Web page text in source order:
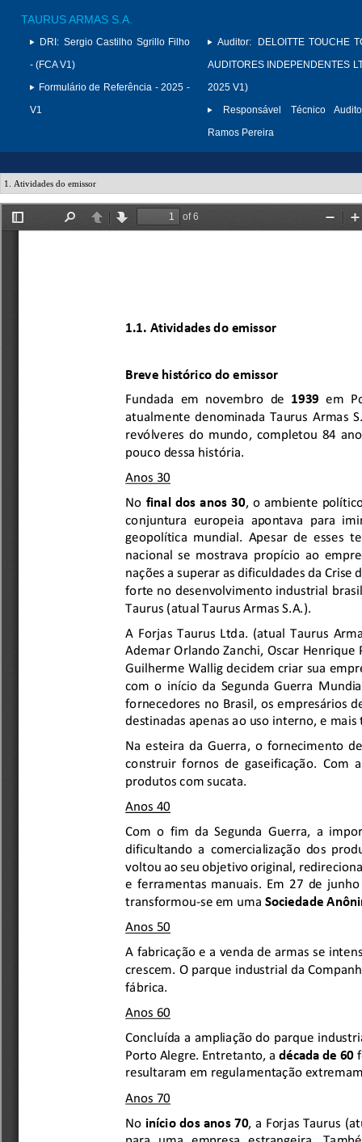
TAURUS ARMAS S.A.
DRI: Sergio Castilho Sgrillo Filho
- (FCA V1)
Formulário de Referência - 2025 -
V1
Auditor:
DELOITTE TOUCHE
AUDITORES INDEPENDENTES
2025 V1)
Responsável Técnico
Ramos Pereira